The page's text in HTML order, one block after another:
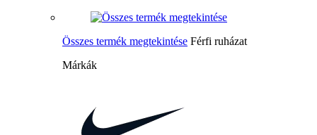
Összes termék megtekintése Férfi ruházat
Márkák